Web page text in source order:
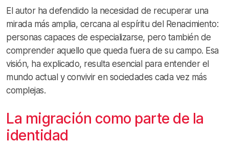
El autor ha defendido la necesidad de recuperar una
mirada más amplia, cercana al espíritu del Renacimiento:
personas capaces de especializarse, pero también de
comprender aquello que queda fuera de su campo. Esa
visión, ha explicado, resulta esencial para entender el
mundo actual y convivir en sociedades cada vez más
complejas.
La migración como parte de la
identidad